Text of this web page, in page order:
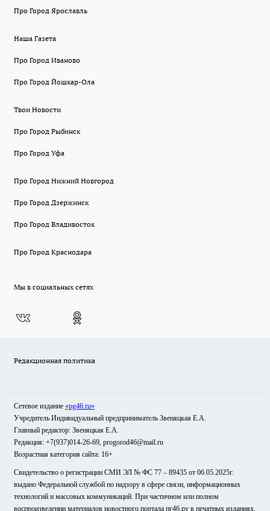
Про Город Ярославль
Наша Газета
Про Город Иваново
Про Город Йошкар-Ола
Твои Новости
Про Город Рыбинск
Про Город Уфа
Про Город Нижний Новгород
Про Город Дзержинск
Про Город Владивосток
Про Город Краснодара
Мы в социальных сетях
Редакционная политика
Сетевое издание «pg46.ru»
Учредитель Индивидуальный предприниматель Звеняцкая Е.А.
Главный редактор: Звеняцкая Е.А.
Редакция: +7(937)014-26-69, progorod46@mail.ru
Возрастная категория сайта: 16+
Свидетельство о регистрации СМИ ЭЛ № ФС 77 – 89435 от 06.05.2025г.
выдано Федеральной службой по надзору в сфере связи, информационных
технологий и массовых коммуникаций. При частичном или полном
воспроизведении материалов новостного портала пг46.ру в печатных изданиях,